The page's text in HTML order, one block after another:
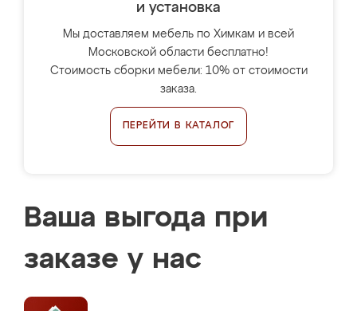
и установка
Мы доставляем мебель по Химкам и всей
Московской области бесплатно!
Стоимость сборки мебели: 10% от стоимости
заказа.
ПЕРЕЙТИ В КАТАЛОГ
Ваша выгода при
заказе у нас